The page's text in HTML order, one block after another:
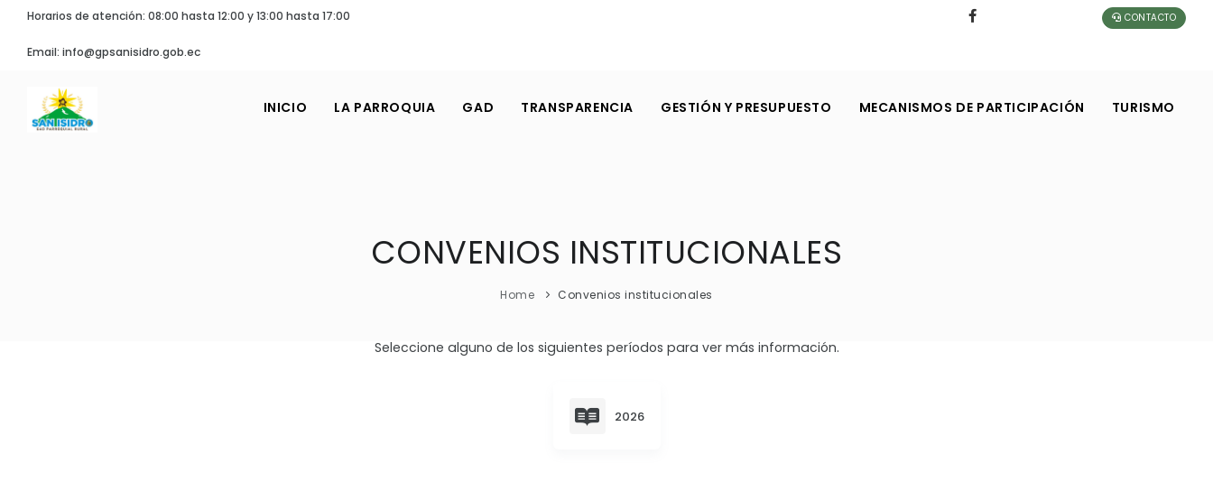
Horarios de atención: 08:00 hasta 12:00 y 13:00 hasta 17:00
Email: info@gpsanisidro.gob.ec
CONTACTO
INICIO LA PARROQUIA GAD TRANSPARENCIA GESTIÓN Y PRESUPUESTO MECANISMOS DE PARTICIPACIÓN TURISMO
CONVENIOS INSTITUCIONALES
Home Convenios institucionales
Seleccione alguno de los siguientes períodos para ver más información.
2026